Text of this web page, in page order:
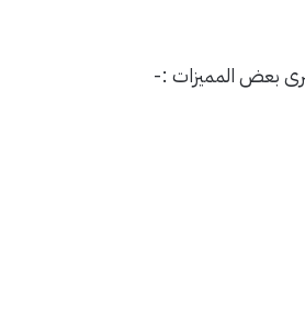
بعض المميزات :-